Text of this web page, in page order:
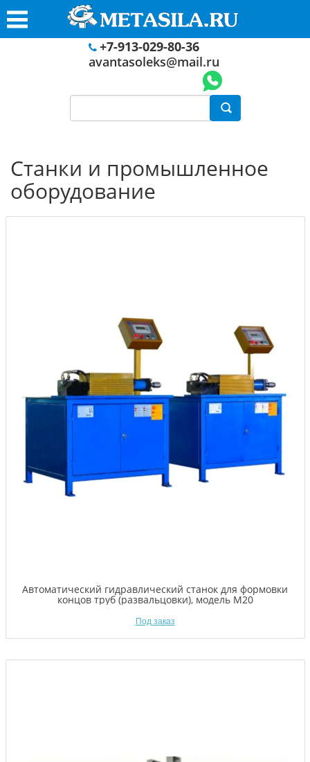
+7-913-029-80-36
avantasoleks@mail.ru
Станки и промышленное
оборудование
Автоматический гидравлический станок для формовки
концов труб (развальцовки), модель M20
Под заказ